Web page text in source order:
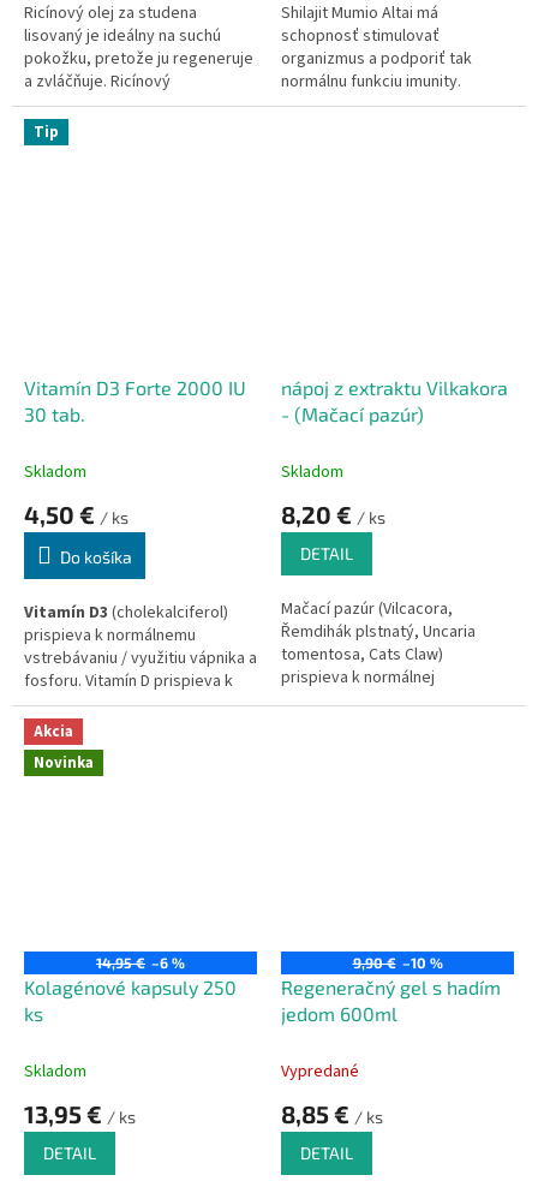
Ricínový olej za studena
lisovaný je ideálny na suchú
pokožku, pretože ju regeneruje
a zvláčňuje. Ricínový
olej Renovality sa odporúča ako
na ošetrenie zahojených
jaziev, tak aj ako forma teplého
Shilajit Mumio Altai má
schopnosť stimulovať
organizmus a podporiť tak
normálnu funkciu imunity.
Tip
Vitamín D3 Forte 2000 IU
30 tab.
Skladom
4,50 € / ks
Do košíka
Vitamín D3 (cholekalciferol)
prispieva k normálnemu
vstrebávaniu / využitiu vápnika a
fosforu. Vitamín D prispieva k
normálnej hladine vápnika v krvi
a zdravých kostí. Vitamín D
prispieva k udržaniu normálnej
činnosti svalov, stavu zubov,
nápoj z extraktu Vilkakora
- (Mačací pazúr)
Skladom
8,20 € / ks
DETAIL
Mačací pazúr (Vilcacora,
Řemdihák plstnatý, Uncaria
tomentosa, Cats Claw)
prispieva k normálnej
funkcii imunity a k normálnemu
Akcia
Novinka
14,95 € –6 %
Kolagénové kapsuly 250
ks
Skladom
13,95 € / ks
DETAIL
9,90 € –10 %
Regeneračný gel s hadím
jedom 600ml
Vypredané
8,85 € / ks
DETAIL